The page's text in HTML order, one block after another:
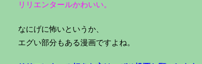
リリエンタールかわいい。
なにげに怖いというか、
エグい部分もある漫画ですよね。